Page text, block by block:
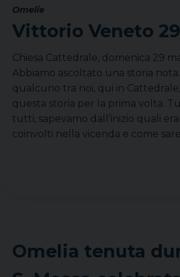
Omelie
Vittorio Veneto
Chiesa Cattedrale, domenica 29
Abbiamo ascoltato una storia
qualcuno tra noi, qui in
questa storia per la prima volta.
tutti, sapevamo dall’inizio quali
coinvolti nella vicenda e come
Omelia tenuta